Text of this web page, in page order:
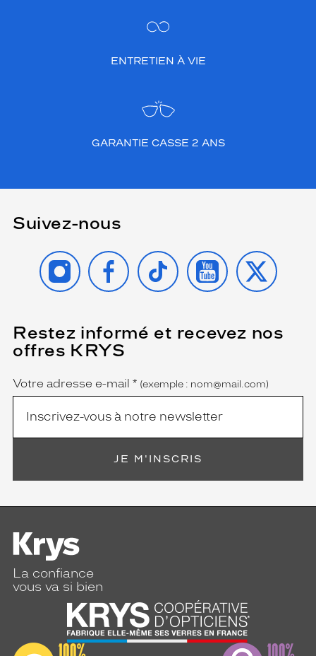
ENTRETIEN À VIE
GARANTIE CASSE 2 ANS
Suivez-nous
INSTAGRAMFACEBOOK
TIKTOK YOUTUBE
X
Restez informé et recevez nos
offres KRYS
Name
Votre adresse e-mail *
(Ce
champ
est
obligatoire)
(exemple : nom@mail.com)
JE M'INSCRIS
La confiance
vous va si bien